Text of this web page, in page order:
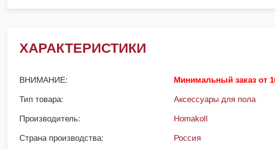
ХАРАКТЕРИСТИКИ
ВНИМАНИЕ: Минимальный заказ от
Тип товара: Аксессуары для пола
Производитель: Homakoll
Страна производства: Россия